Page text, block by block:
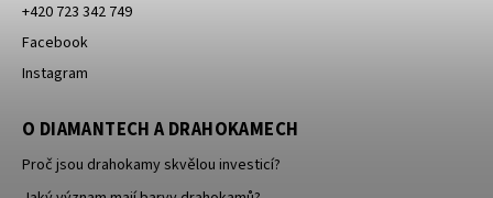
+420 723 342 749
Facebook
Instagram
O DIAMANTECH A DRAHOKAMECH
Proč jsou drahokamy skvělou investicí?